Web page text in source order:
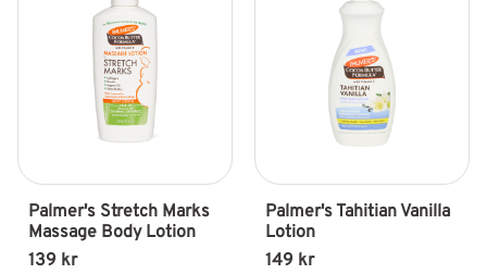
Palmer's Stretch Marks
Massage Body Lotion
139 kr
Palmer's Tahitian Vanilla
Lotion
149 kr